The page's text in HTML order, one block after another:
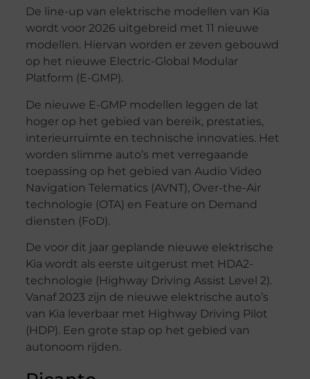
De line-up van elektrische modellen van Kia
wordt voor 2026 uitgebreid met 11 nieuwe
modellen. Hiervan worden er zeven gebouwd
op het nieuwe Electric-Global Modular
Platform (E-GMP).
De nieuwe E-GMP modellen leggen de lat
hoger op het gebied van bereik, prestaties,
interieurruimte en technische innovaties. Het
worden slimme auto’s met verregaande
toepassing op het gebied van Audio Video
Navigation Telematics (AVNT), Over-the-Air
technologie (OTA) en Feature on Demand
diensten (FoD).
De voor dit jaar geplande nieuwe elektrische
Kia wordt als eerste uitgerust met HDA2-
technologie (Highway Driving Assist Level 2).
Vanaf 2023 zijn de nieuwe elektrische auto’s
van Kia leverbaar met Highway Driving Pilot
(HDP). Een grote stap op het gebied van
autonoom rijden.